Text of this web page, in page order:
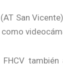
San